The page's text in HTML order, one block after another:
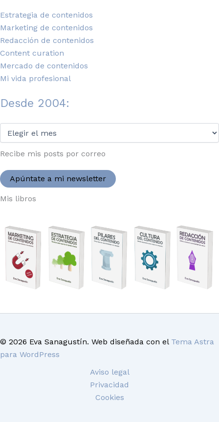
Estrategia de contenidos
Marketing de contenidos
Redacción de contenidos
Content curation
Mercado de contenidos
Mi vida profesional
Desde 2004:
2004:
Recibe mis posts por correo
Apúntate a mi newsletter
Mis libros
© 2026 Eva Sanagustín. Web diseñada con el Tema Astra
para WordPress
Aviso legal
Privacidad
Cookies